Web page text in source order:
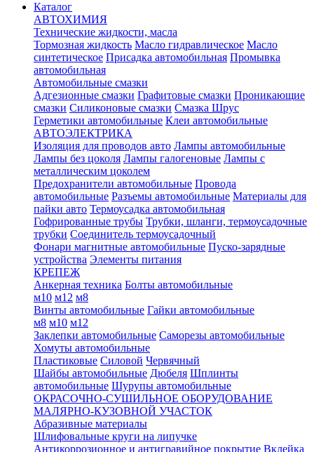
Каталог
АВТОХИМИЯ
Технические жидкости, масла
Тормозная жидкость Масло гидравлическое Масло
синтетическое Присадка автомобильная Промывка
автомобильная
Автомобильные смазки
Адгезионные смазки Графитовые смазки Проникающие
смазки Силиконовые смазки Смазка Шрус
Герметики автомобильные Клеи автомобильные
АВТОЭЛЕКТРИКА
Изоляция для проводов авто Лампы автомобильные
Лампы без цоколя Лампы галогеновые Лампы с
металлическим цоколем
Предохранители автомобильные Провода
автомобильные Разъемы автомобильные Материалы для
пайки авто Термоусадка автомобильная
Гофрированные трубы Трубки, шланги, термоусадочные
трубки Соединитель термоусадочный
Фонари магнитные автомобильные Пуско-зарядные
устройства Элементы питания
КРЕПЕЖ
Анкерная техника Болты автомобильные
м10 м12 м8
Винты автомобильные Гайки автомобильные
м8 м10 м12
Заклепки автомобильные Саморезы автомобильные
Хомуты автомобильные
Пластиковые Силовой Червячный
Шайбы автомобильные Дюбеля Шплинты
автомобильные Шурупы автомобильные
ОКРАСОЧНО-СУШИЛЬНОЕ ОБОРУДОВАНИЕ
МАЛЯРНО-КУЗОВНОЙ УЧАСТОК
Абразивные материалы
Шлифовальные круги на липучке
Антикоррозионное и антигравийное покрытие Вклейка